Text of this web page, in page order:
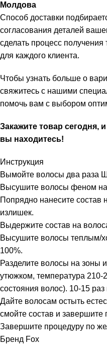
Молдова
Способ доставки
согласования деталей
сделать процесс
для каждого клиента.
Чтобы узнать больше о
свяжитесь с нашими
помочь вам с выбором
Закажите товар сегодня,
вы находитесь!
Инструкция
Вымойте волосы два раза
Высушите волосы феном
Попрядно нанесите состав
излишек.
Выдержите состав на
Высушите волосы теплым/
100%.
Разделите волосы на зоны
утюжком, температура 210-
состояния волос). 10-15
Дайте волосам остыть
смойте состав и завершите
Завершите процедуру по
Бренд Fox